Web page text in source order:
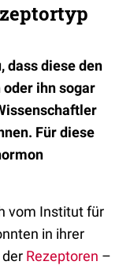
dass diese den
ihn sogar
Für diese
vom Institut für
in ihrer
Rezeptoren –